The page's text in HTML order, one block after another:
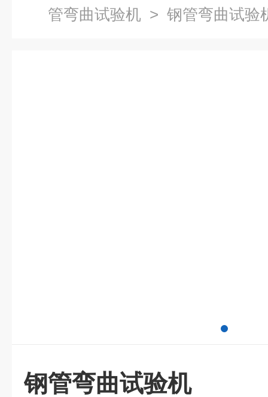
管弯曲试验机 > 钢管弯曲试验
钢管弯曲试验机